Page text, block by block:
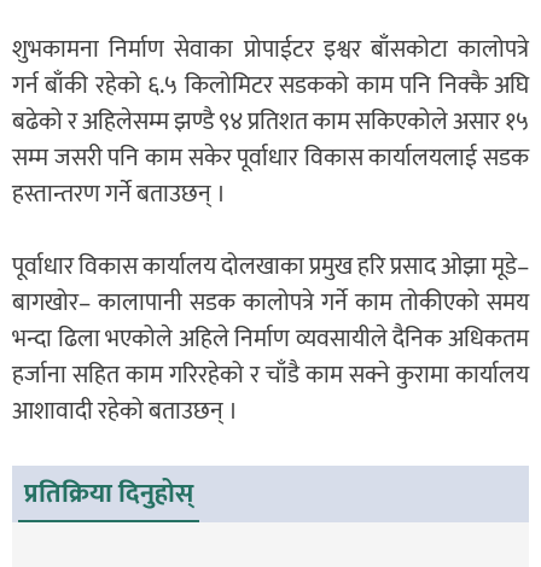
शुभकामना निर्माण सेवाका प्रोपाईटर इश्वर बाँसकोटा कालोपत्रे
गर्न बाँकी रहेको ६.५ किलोमिटर सडकको काम पनि निक्कै अघि
बढेको र अहिलेसम्म झण्डै ९४ प्रतिशत काम सकिएकोले असार १५
सम्म जसरी पनि काम सकेर पूर्वाधार विकास कार्यालयलाई सडक
हस्तान्तरण गर्ने बताउछन् ।
पूर्वाधार विकास कार्यालय दोलखाका प्रमुख हरि प्रसाद ओझा मूडे–
बागखोर– कालापानी सडक कालोपत्रे गर्ने काम तोकीएको समय
भन्दा ढिला भएकोले अहिले निर्माण व्यवसायीले दैनिक अधिकतम
हर्जाना सहित काम गरिरहेको र चाँडै काम सक्ने कुरामा कार्यालय
आशावादी रहेको बताउछन् ।
प्रतिक्रिया दिनुहोस्